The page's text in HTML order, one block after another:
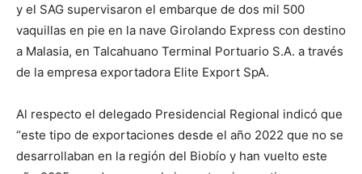
y el SAG supervisaron el embarque de dos mil 500
vaquillas en pie en la nave Girolando Express con destino
a Malasia, en Talcahuano Terminal Portuario S.A. a través
de la empresa exportadora Elite Export SpA.
Al respecto el delegado Presidencial Regional indicó que
“este tipo de exportaciones desde el año 2022 que no se
desarrollaban en la región del Biobío y han vuelto este